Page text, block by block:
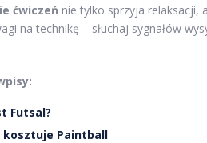
ćwiczeń nie tylko sprzyja relaksacji,
na technikę – słuchaj sygnałów
Futsal?
kosztuje Paintball